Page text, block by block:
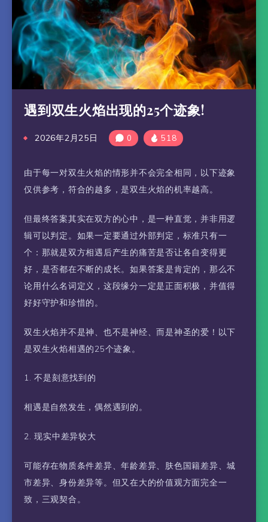
遇到双生火焰出现的25个迹象!
2026年2月25日 0 518
由于每一对双生火焰的情形并不会完全相同，以下迹象
仅供参考，符合的越多，是双生火焰的机率越高。
但最终答案其实在双方的心中，是一种直觉，并非用逻
辑可以判定。如果一定要通过外部判定，标准只有一
个：那就是双方相遇后产生的痛苦是否让各自变得更
好，是否都在不断的成长。如果答案是肯定的，那么不
论用什么名词定义，这段缘分一定是正面积极，并值得
好好守护和珍惜的。
双生火焰并不是神、也不是神经、而是神圣的爱！以下
是双生火焰相遇的25个迹象。
1. 不是刻意找到的
相遇是自然发生，偶然遇到的。
2. 现实中差异较大
可能存在物质条件差异、年龄差异、肤色国籍差异、城
市差异、身份差异等。但又在大的价值观方面完全一
致，三观契合。